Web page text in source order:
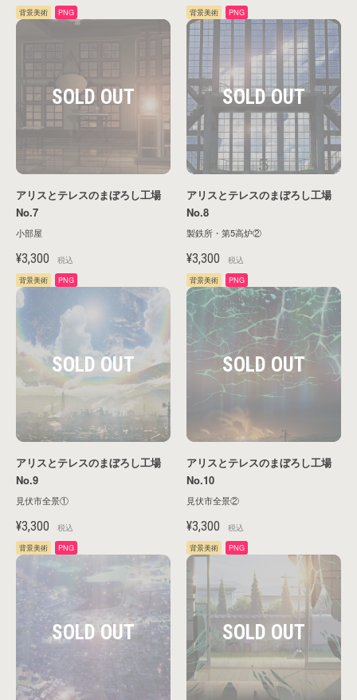
アイテムがありません。
戻る
背景美術 PNG 背景美術 PNG
アリスとテレスのまぼろし工場
No.7
小部屋
¥3,300 税込
背景美術 PNG
アリスとテレスのまぼろし工場
No.8
製鉄所・第5高炉②
¥3,300 税込
背景美術 PNG
アリスとテレスのまぼろし工場
No.9
見伏市全景①
¥3,300 税込
背景美術 PNG
アリスとテレスのまぼろし工場
No.10
見伏市全景②
¥3,300 税込
背景美術 PNG